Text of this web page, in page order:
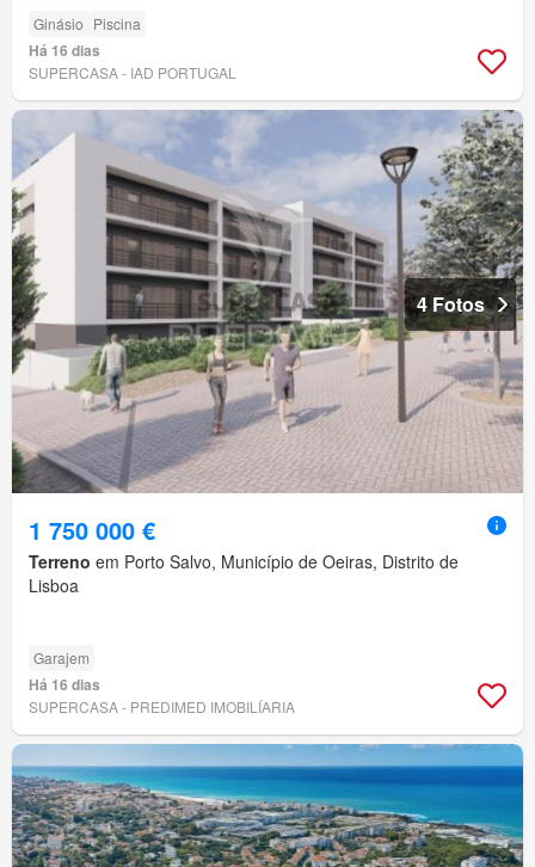
Ginásio Piscina
Há 16 dias
SUPERCASA - IAD PORTUGAL
4 Fotos
1 750 000 €
Terreno em Porto Salvo, Município de Oeiras, Distrito de
Lisboa
Garajem
Há 16 dias
SUPERCASA - PREDIMED IMOBILÍARIA